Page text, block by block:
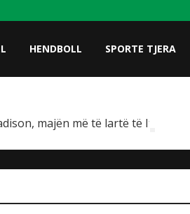
HENDBOLL SPORTE TJERA
majën më të lartë të Italisë